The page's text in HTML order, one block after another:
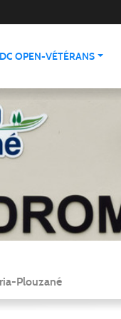
OPEN-VÉTÉRANS
Plouzané